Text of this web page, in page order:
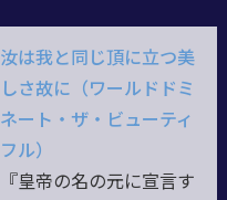
汝は我と同じ頂に立つ美
しさ故に（ワールドドミ
ネート・ザ・ビューティ
フル）
『皇帝の名の元に宣言す